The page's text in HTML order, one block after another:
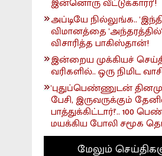
இன்னொரு வீட்டுக்காரர்'!
அப்டியே நில்லுங்க..
விமானத்தை 'அந்தரத்தில்'
விசாரித்த பாகிஸ்தான்!
இன்றைய முக்கியச்
வரிகளில்.. ஒரு நிமிட
'புதுப்பெண்ணுடன்
பேசி, இருவருக்கும்
பாத்துக்கிட்டார்!'.. 100
மயக்கிய போலி சமூக
மேலும்